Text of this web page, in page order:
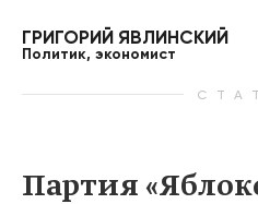
ГРИГОРИЙ ЯВЛИНСКИЙ
Политик, экономист
Партия